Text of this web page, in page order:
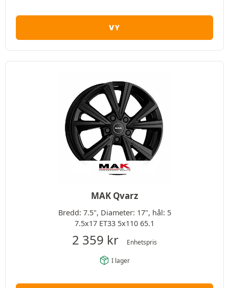
VY
MAK Qvarz
Bredd: 7.5", Diameter: 17", hål: 5
7.5x17 ET33 5x110 65.1
2 359 kr Enhetspris
I lager